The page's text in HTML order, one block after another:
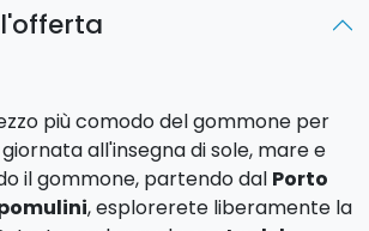
più comodo del gommone per
all'insegna di sole, mare e
il gommone, partendo dal Porto
, esplorerete liberamente la